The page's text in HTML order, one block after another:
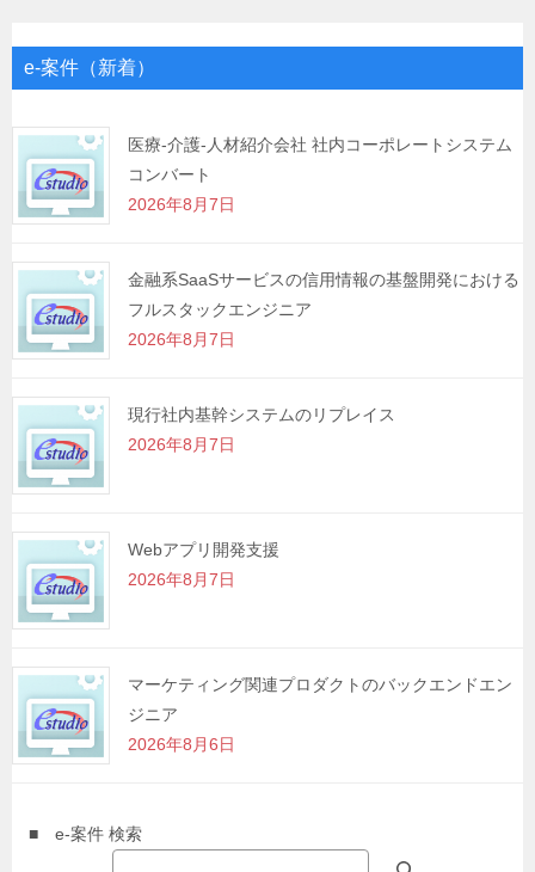
ゲ
シ
ョ
ン
e-案件（新着）
医療-介護-人材紹介会社 社内コーポレートシステム
コンバート
2026年8月7日
金融系SaaSサービスの信用情報の基盤開発における
フルスタックエンジニア
2026年8月7日
現行社内基幹システムのリプレイス
2026年8月7日
Webアプリ開発支援
2026年8月7日
マーケティング関連プロダクトのバックエンドエン
ジニア
2026年8月6日
■ e-案件 検索